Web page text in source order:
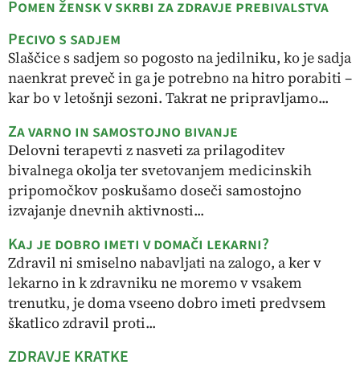
Pomen žensk v skrbi za zdravje prebivalstva
Pecivo s sadjem
Slaščice s sadjem so pogosto na jedilniku, ko je sadja
naenkrat preveč in ga je potrebno na hitro porabiti –
kar bo v letošnji sezoni. Takrat ne pripravljamo...
Za varno in samostojno bivanje
Delovni terapevti z nasveti za prilagoditev
bivalnega okolja ter svetovanjem medicinskih
pripomočkov poskušamo doseči samostojno
izvajanje dnevnih aktivnosti...
Kaj je dobro imeti v domači lekarni?
Zdravil ni smiselno nabavljati na zalogo, a ker v
lekarno in k zdravniku ne moremo v vsakem
trenutku, je doma vseeno dobro imeti predvsem
škatlico zdravil proti...
ZDRAVJE KRATKE